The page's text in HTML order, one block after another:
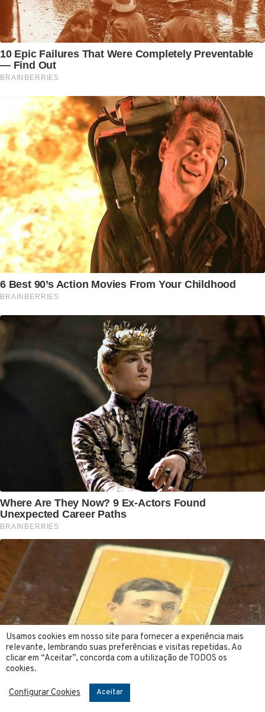
Usamos cookies em nosso site para fornecer a experiência mais
relevante, lembrando suas preferências e visitas repetidas. Ao
clicar em “Aceitar”, concorda com a utilização de TODOS os
cookies.
Configurar Cookies Aceitar